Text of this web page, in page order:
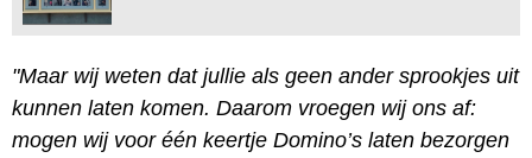
"Maar wij weten dat jullie als geen ander sprookjes uit
kunnen laten komen. Daarom vroegen wij ons af:
mogen wij voor één keertje Domino’s laten bezorgen